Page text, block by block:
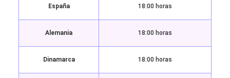
España 18:00 horas
Alemania 18:00 horas
Dinamarca 18:00 horas